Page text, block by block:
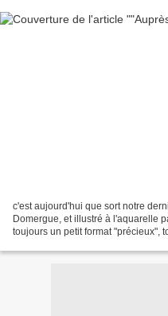
c'est aujourd'hui que sort notre
Domergue, et illustré à l'aquarelle
toujours un petit format "précieux",